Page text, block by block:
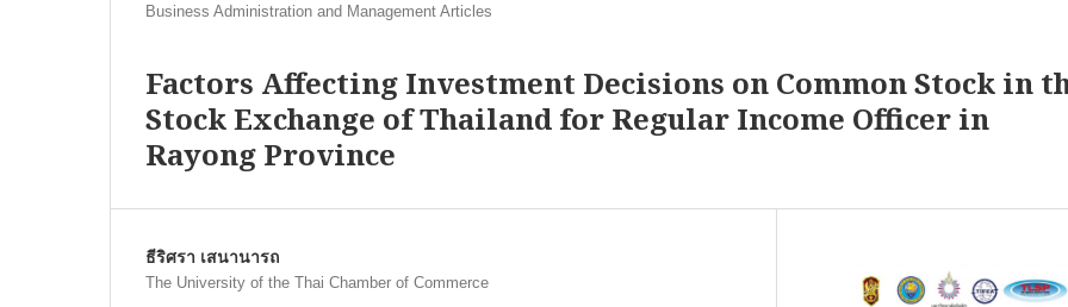
Business Administration and Management Articles
Factors Affecting Investment Decisions on Common Stock in
Stock Exchange of Thailand for Regular Income Officer in
Rayong Province
ธีริศรา เสนานารถ
The University of the Thai Chamber of Commerce